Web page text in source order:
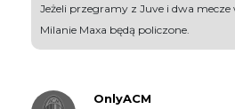
Jeżeli przegramy z Juve i dwa
Milanie Maxa będą policzone.
OnlyACM